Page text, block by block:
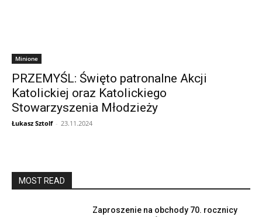
Minione
PRZEMYŚL: Święto patronalne Akcji
Katolickiej oraz Katolickiego
Stowarzyszenia Młodzieży
Łukasz Sztolf - 23.11.2024
MOST READ
Zaproszenie na obchody 70. rocznicy